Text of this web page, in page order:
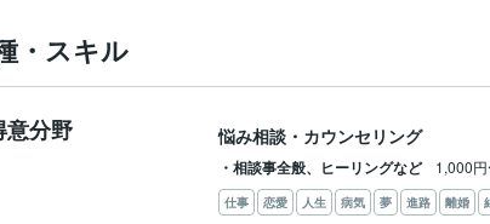
・スキル
意分野 悩み相談・カウンセリング
・相談事全般、ヒーリングなど
1,000
仕事 恋愛 人生 病気 夢 進路 離婚